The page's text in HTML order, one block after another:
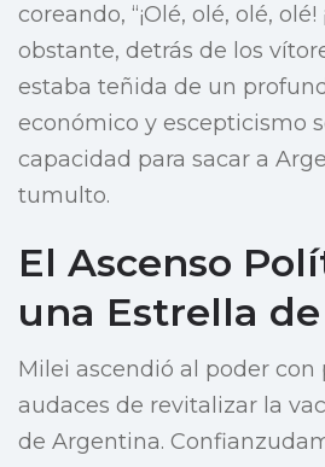
coreando, “¡Olé, olé, olé, olé!
obstante, detrás de los
estaba teñida de un
económico y escepticismo
capacidad para sacar a
tumulto.
El Ascenso
una Estrella
Milei ascendió al poder con
audaces de revitalizar la
de Argentina.